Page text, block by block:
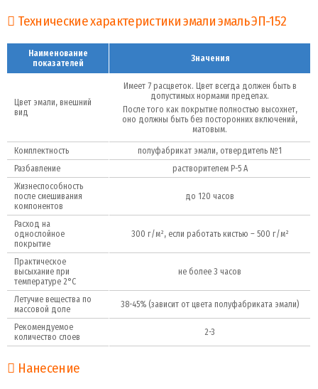
Технические характеристики эмали эмаль ЭП-152
Наименование
показателей
Значения
Цвет эмали, внешний
вид
Имеет 7 расцветок. Цвет всегда должен быть в
допустимых нормами пределах.
После того как покрытие полностью высохнет,
оно должны быть без посторонних включений,
матовым.
Комплектность
полуфабрикат эмали, отвердитель №1
Разбавление
растворителем Р-5 А
Жизнеспособность
после смешивания
компонентов
до 120 часов
Расход на
однослойное
покрытие
300 г/м², если работать кистью – 500 г/м²
Практическое
высыхание при
температуре 2°C
не более 3 часов
Летучие вещества по
массовой доле
38-45% (зависит от цвета полуфабриката эмали)
Рекомендуемое
количество слоев
2-3
Нанесение